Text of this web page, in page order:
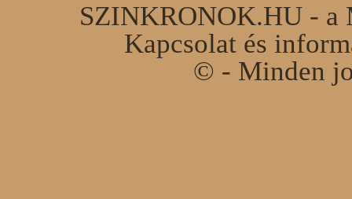
SZINKRONOK.HU - a
Kapcsolat és
© - Minden